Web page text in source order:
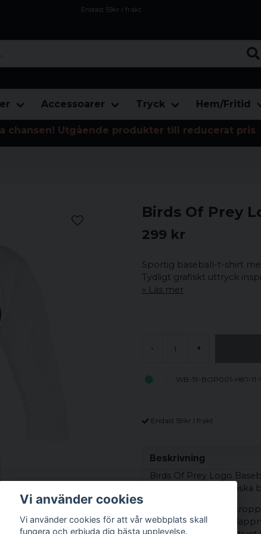
Endast 59kr i frakt
Accessoarer Tryck Hem/Fritid
chansen! Utgående produkter till reducerat pris
Birds Of Prey
299 kr
Sportig baseball-t-shirt
Tydligt grafiskt uttryck
Läs mer
- +
WB-19-BOP001-H87-
Endast 59kr i frakt
Beskrivning
Birds Of Prey Logo
inspiration från klassiska
Modellen har svart
kontrast och ett
Vi använder cookies
Vi använder cookies för att vår webbplats skall
fungera och erbjuda dig bästa upplevelse.